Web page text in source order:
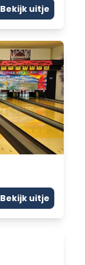
Bekijk uitje
Bekijk uitje